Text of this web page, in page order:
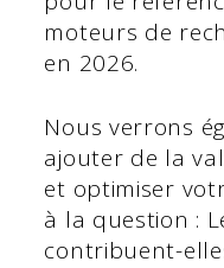
moteurs de
en 2026.
Nous verrons
ajouter de la
et optimiser
à la question :
contribuent-